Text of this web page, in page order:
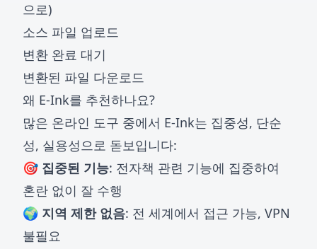
으로)
소스 파일 업로드
변환 완료 대기
변환된 파일 다운로드
왜 E-Ink를 추천하나요?
많은 온라인 도구 중에서 E-Ink는 집중성, 단순
성, 실용성으로 돋보입니다:
🎯 집중된 기능: 전자책 관련 기능에 집중하여
혼란 없이 잘 수행
🌍 지역 제한 없음: 전 세계에서 접근 가능, VPN
불필요